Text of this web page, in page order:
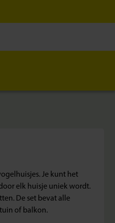
Je kunt het
elk huisje uniek wordt.
De set bevat alle
of balkon.